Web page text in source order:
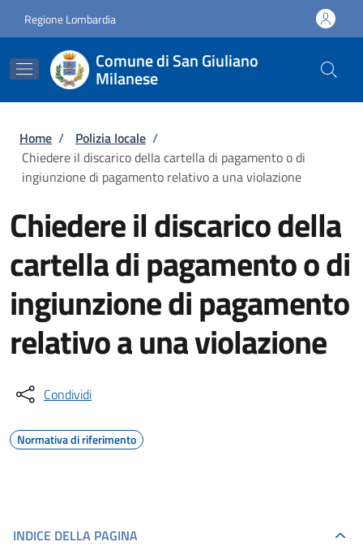
Regione Lombardia
Comune di San Giuliano
Milanese
Briciole di pane
Home / Polizia locale /
Chiedere il discarico della cartella di pagamento o di
ingiunzione di pagamento relativo a una violazione
Chiedere il discarico della
cartella di pagamento o di
ingiunzione di pagamento
relativo a una violazione
Condividi
Normativa di riferimento
INDICE DELLA PAGINA